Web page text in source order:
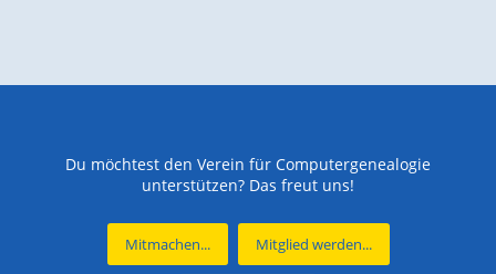
Du möchtest den Verein für Computergenealogie
unterstützen? Das freut uns!
Mitmachen... Mitglied werden...